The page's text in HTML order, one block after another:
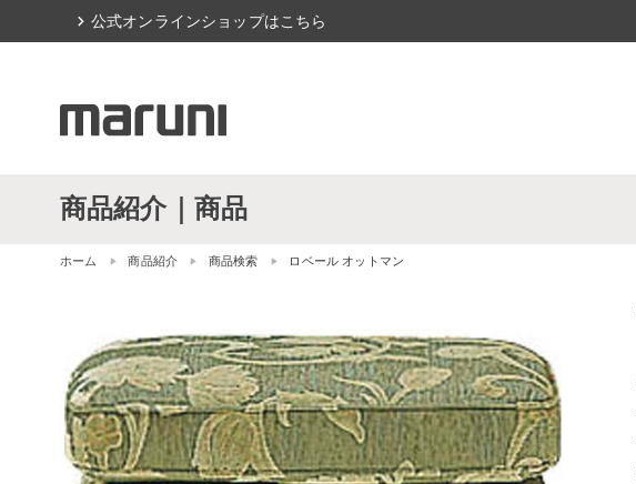
chevron_right 公式オンラインショップはこちら
商品紹介｜商品
ホーム 商品紹介 商品検索 ロベール オットマン